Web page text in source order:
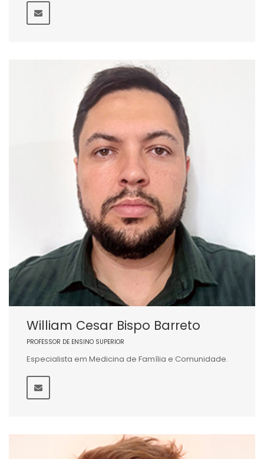
William Cesar Bispo Barreto
PROFESSOR DE ENSINO SUPERIOR
Especialista em Medicina de Família e Comunidade.